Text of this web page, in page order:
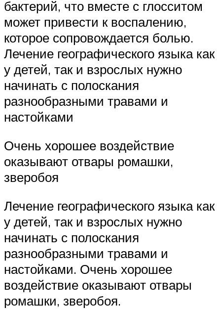
бактерий, что вместе с глосситом
может привести к воспалению,
которое сопровождается болью.
Лечение географического языка как
у детей, так и взрослых нужно
начинать с полоскания
разнообразными травами и
настойками
Очень хорошее воздействие
оказывают отвары ромашки,
зверобоя
Лечение географического языка как
у детей, так и взрослых нужно
начинать с полоскания
разнообразными травами и
настойками. Очень хорошее
воздействие оказывают отвары
ромашки, зверобоя.